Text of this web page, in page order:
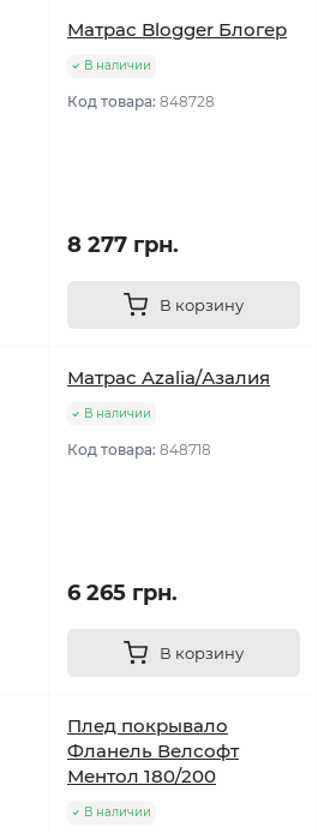
Матрас Blogger Блогер
В наличии
Код товара: 848728
8 277 грн.
В корзину
Матрас Azalia/Азалия
В наличии
Код товара: 848718
6 265 грн.
В корзину
Плед покрывало
Фланель Велсофт
Ментол 180/200
В наличии